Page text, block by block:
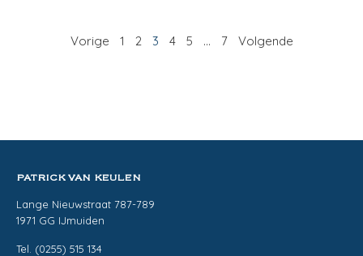
Vorige 1 2 3 4 5 … 7 Volgende
PATRICK VAN KEULEN
Lange Nieuwstraat 787-789
1971 GG IJmuiden
Tel. (0255) 515 134